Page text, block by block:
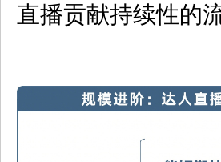
直播贡献持续性的流